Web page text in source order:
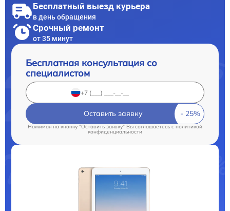
Бесплатный выезд курьера
в день обращения
Срочный ремонт
от 35 минут
Бесплатная консультация со
специалистом
Оставить заявку
Нажимая на кнопку "Оставить заявку" Вы соглашаетесь cполитикой
конфиденциальности